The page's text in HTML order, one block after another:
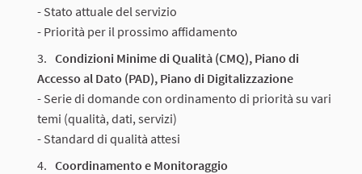
- Stato attuale del servizio
- Priorità per il prossimo affidamento
Condizioni Minime di Qualità (CMQ), Piano di
Accesso al Dato (PAD), Piano di Digitalizzazione
- Serie di domande con ordinamento di priorità su vari
temi (qualità, dati, servizi)
- Standard di qualità attesi
Coordinamento e Monitoraggio